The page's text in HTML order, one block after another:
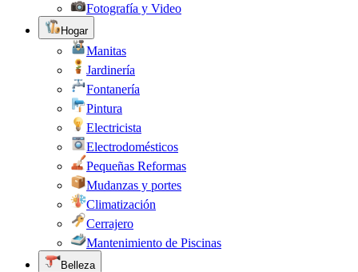
Fotografía y Video
Hogar
Manitas
Jardinería
Fontanería
Pintura
Electricista
Electrodomésticos
Pequeñas Reformas
Mudanzas y portes
Climatización
Cerrajero
Mantenimiento de Piscinas
Belleza